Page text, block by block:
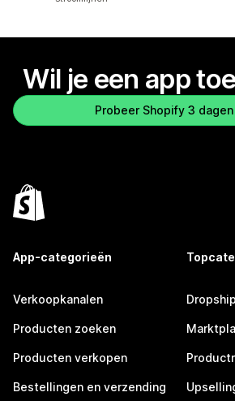
Wil je een app
Probeer Shopify 3
App-categorieën
Verkoopkanalen
Producten zoeken
Producten verkopen
Bestellingen en verzending